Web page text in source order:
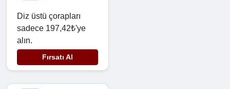
Diz üstü çorapları
sadece 197,42₺'ye
alın.
Fırsatı Al